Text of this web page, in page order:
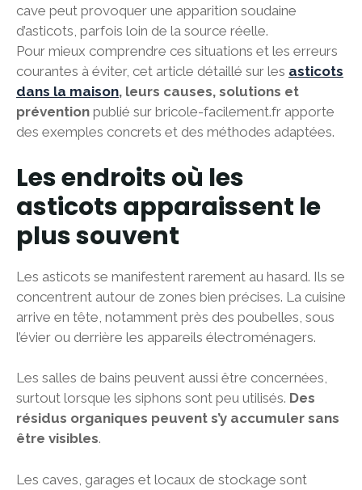
cave peut provoquer une apparition soudaine
d’asticots, parfois loin de la source réelle.
Pour mieux comprendre ces situations et les erreurs
courantes à éviter, cet article détaillé sur les asticots
dans la maison, leurs causes, solutions et
prévention publié sur bricole-facilement.fr apporte
des exemples concrets et des méthodes adaptées.
Les endroits où les
asticots apparaissent le
plus souvent
Les asticots se manifestent rarement au hasard. Ils se
concentrent autour de zones bien précises. La cuisine
arrive en tête, notamment près des poubelles, sous
l’évier ou derrière les appareils électroménagers.
Les salles de bains peuvent aussi être concernées,
surtout lorsque les siphons sont peu utilisés. Des
résidus organiques peuvent s’y accumuler sans
être visibles.
Les caves, garages et locaux de stockage sont